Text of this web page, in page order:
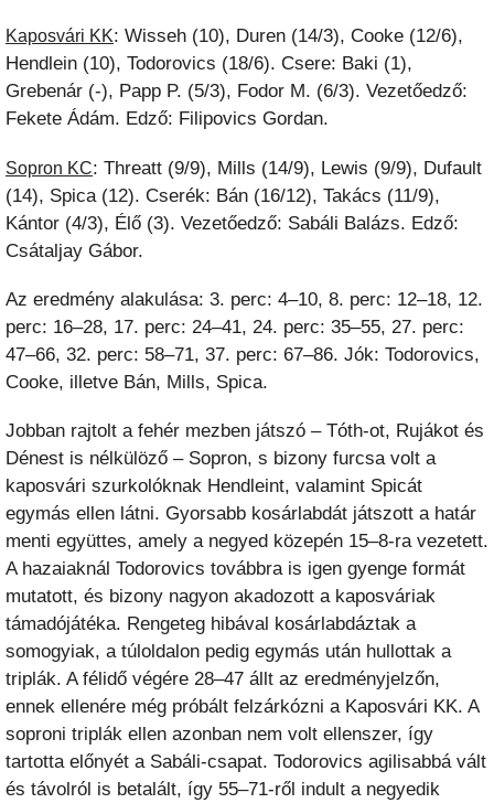
Kaposvári KK: Wisseh (10), Duren (14/3), Cooke (12/6),
Hendlein (10), Todorovics (18/6). Csere: Baki (1),
Grebenár (-), Papp P. (5/3), Fodor M. (6/3). Vezetőedző:
Fekete Ádám. Edző: Filipovics Gordan.
Sopron KC: Threatt (9/9), Mills (14/9), Lewis (9/9), Dufault
(14), Spica (12). Cserék: Bán (16/12), Takács (11/9),
Kántor (4/3), Élő (3). Vezetőedző: Sabáli Balázs. Edző:
Csátaljay Gábor.
Az eredmény alakulása: 3. perc: 4–10, 8. perc: 12–18, 12.
perc: 16–28, 17. perc: 24–41, 24. perc: 35–55, 27. perc:
47–66, 32. perc: 58–71, 37. perc: 67–86. Jók: Todorovics,
Cooke, illetve Bán, Mills, Spica.
Jobban rajtolt a fehér mezben játszó – Tóth-ot, Rujákot és
Dénest is nélkülöző – Sopron, s bizony furcsa volt a
kaposvári szurkolóknak Hendleint, valamint Spicát
egymás ellen látni. Gyorsabb kosárlabdát játszott a határ
menti együttes, amely a negyed közepén 15–8-ra vezetett.
A hazaiaknál Todorovics továbbra is igen gyenge formát
mutatott, és bizony nagyon akadozott a kaposváriak
támadójátéka. Rengeteg hibával kosárlabdáztak a
somogyiak, a túloldalon pedig egymás után hullottak a
triplák. A félidő végére 28–47 állt az eredményjelzőn,
ennek ellenére még próbált felzárkózni a Kaposvári KK. A
soproni triplák ellen azonban nem volt ellenszer, így
tartotta előnyét a Sabáli-csapat. Todorovics agilisabbá vált
és távolról is betalált, így 55–71-ről indult a negyedik